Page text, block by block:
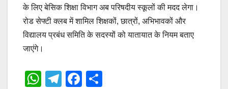
के लिए बेसिक शिक्षा विभाग अब परिषदीय स्कूलों की मदद लेगा।
रोड सेफ्टी क्लब में शामिल शिक्षकों, छात्रों, अभिभावकों और
विद्यालय प्रबंध समिति के सदस्यों को यातायात के नियम बताए
जाएंगे।
W
T
F